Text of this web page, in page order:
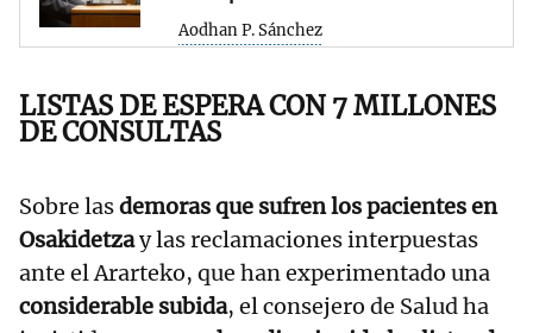
Aodhan P. Sánchez
LISTAS DE ESPERA CON 7 MILLONES
DE CONSULTAS
Sobre lasdemoras que sufren los pacientes en
Osakidetzay las reclamaciones interpuestas
ante el Ararteko, que han experimentado una
considerable subida, el consejero de Salud ha